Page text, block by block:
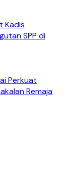
Kadis
SPP di
Perkuat
Remaja